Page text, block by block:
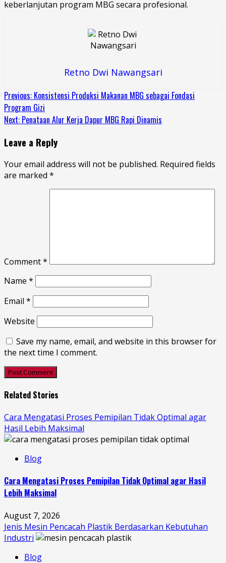
keberlanjutan program MBG secara profesional.
Retno Dwi Nawangsari
Continue
Reading
Previous: Konsistensi Produksi Makanan MBG sebagai Fondasi
Program Gizi
Next: Penataan Alur Kerja Dapur MBG Rapi Dinamis
Leave a Reply
Your email address will not be published. Required fields
are marked *
Comment*
Name *
Email *
Website
Save my name, email, and website in this browser for
the next time I comment.
Related Stories
Cara Mengatasi Proses Pemipilan Tidak Optimal agar
Hasil Lebih Maksimal
Blog
Cara Mengatasi Proses Pemipilan Tidak Optimal agar Hasil
Lebih Maksimal
August 7, 2026
Jenis Mesin Pencacah Plastik Berdasarkan Kebutuhan
Industri
Blog